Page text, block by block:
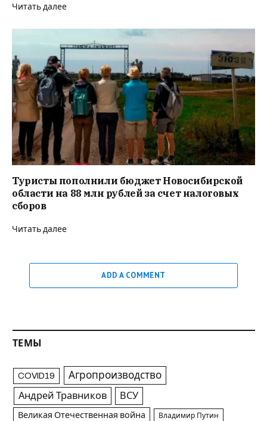
Читать далее
Туристы пополнили бюджет Новосибирской
области на 88 млн рублей за счет налоговых
сборов
Читать далее
ADD A COMMENT
ТЕМЫ
COVID19 Агропроизводство
Андрей Травников ВСУ
Великая Отечественная война Владимир Путин